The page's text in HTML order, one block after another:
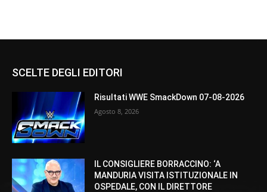
SCELTE DEGLI EDITORI
Risultati WWE SmackDown 07-08-2026
Agosto 8, 2026
IL CONSIGLIERE BORRACCINO: ‘A
MANDURIA VISITA ISTITUZIONALE IN
OSPEDALE, CON IL DIRETTORE